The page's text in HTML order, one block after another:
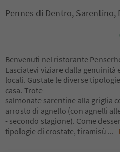
Pennes di Dentro,
Benvenuti nel ristorante
Lasciatevi viziare dalla
locali. Gustate le diverse
casa. Trote
salmonate sarentine alla griglia
arrosto di agnello (con agnelli
- secondo stagione). Come
tipologie di crostate, tiramisù ...